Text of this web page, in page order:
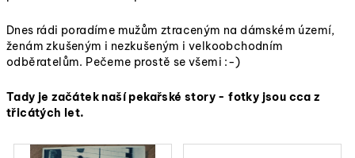
Dnes rádi poradíme mužům ztraceným na dámském území,
ženám zkušeným i nezkušeným i velkoobchodním
odběratelům. Pečeme prostě se všemi :-)
Tady je začátek naší pekařské story - fotky jsou cca z
třicátých let.